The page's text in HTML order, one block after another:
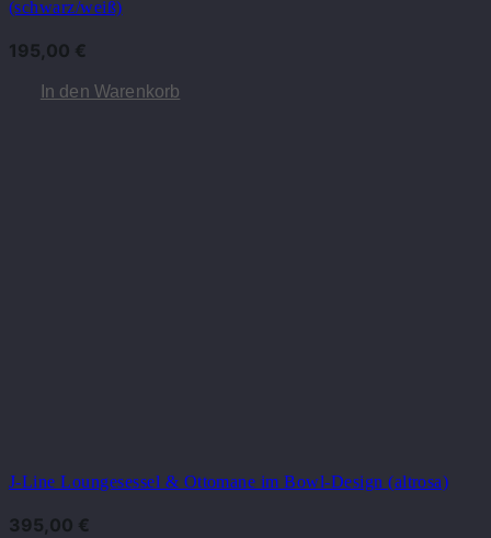
(schwarz/weiß)
195,00 €
In den Warenkorb
J-Line Loungesessel & Ottomane im Bowl-Design (altrosa)
395,00 €